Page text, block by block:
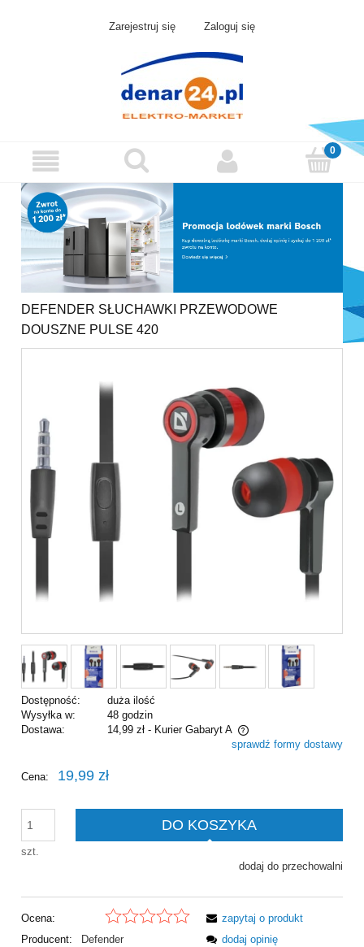
Zarejestruj się Zaloguj się
DEFENDER SŁUCHAWKI PRZEWODOWE
DOUSZNE PULSE 420
Dostępność:
duża ilość
Wysyłka w:
48 godzin
Dostawa:
14,99 zł - Kurier Gabaryt A
Cena nie zawiera ewentualnych kosztów płatnościsprawdź formy dostawy
Cena: 19,99 zł
szt.
DO KOSZYKA
dodaj do przechowalni
Ocena:
Producent:
Defender
zapytaj o produkt
dodaj opinię